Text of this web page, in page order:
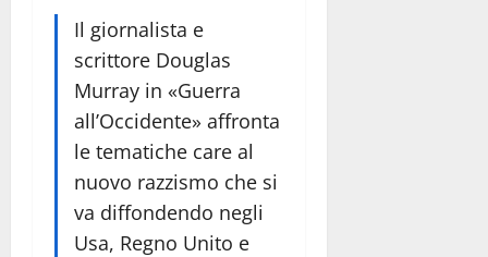
Il giornalista e
scrittore Douglas
Murray in «Guerra
all’Occidente» affronta
le tematiche care al
nuovo razzismo che si
va diffondendo negli
Usa, Regno Unito e